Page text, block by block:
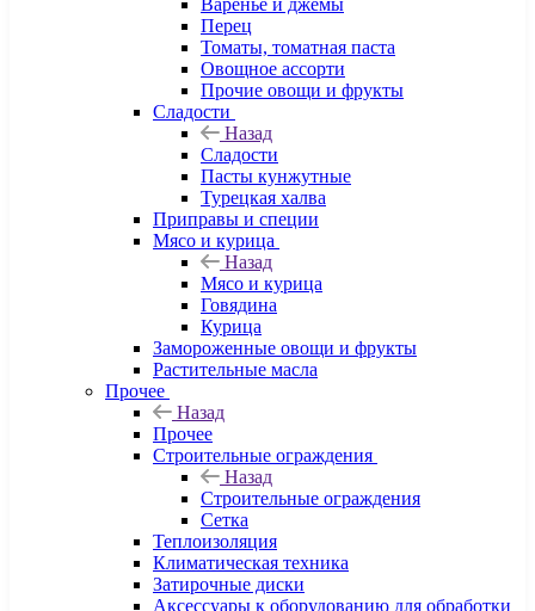
Варенье и джемы
Перец
Томаты, томатная паста
Овощное ассорти
Прочие овощи и фрукты
Сладости
Назад
Сладости
Пасты кунжутные
Турецкая халва
Приправы и специи
Мясо и курица
Назад
Мясо и курица
Говядина
Курица
Замороженные овощи и фрукты
Растительные масла
Прочее
Назад
Прочее
Строительные ограждения
Назад
Строительные ограждения
Сетка
Теплоизоляция
Климатическая техника
Затирочные диски
Аксессуары к оборудованию для обработки